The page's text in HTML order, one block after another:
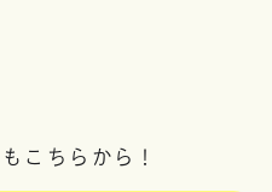
こちらから！